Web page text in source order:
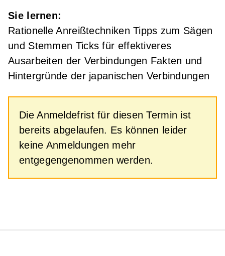
Sie lernen:
Rationelle Anreißtechniken Tipps zum Sägen
und Stemmen Ticks für effektiveres
Ausarbeiten der Verbindungen Fakten und
Hintergründe der japanischen Verbindungen
Die Anmeldefrist für diesen Termin ist
bereits abgelaufen. Es können leider
keine Anmeldungen mehr
entgegengenommen werden.